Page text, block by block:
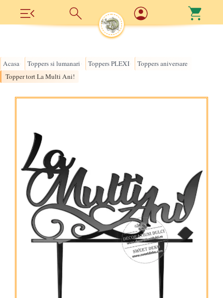
Acasa Toppers si lumanari Toppers PLEXI Toppers aniversare
Topper tort La Multi Ani!